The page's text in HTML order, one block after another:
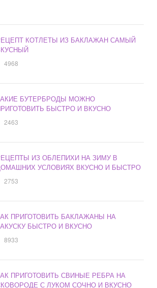
КОТЛЕТЫ ИЗ БАКЛАЖАН САМЫЙ
4968
БУТЕРБРОДЫ МОЖНО
БЫСТРО И ВКУСНО
2463
ИЗ ОБЛЕПИХИ НА ЗИМУ В
УСЛОВИЯХ ВКУСНО И БЫСТРО
2753
ПРИГОТОВИТЬ БАКЛАЖАНЫ НА
БЫСТРО И ВКУСНО
8933
ПРИГОТОВИТЬ СВИНЫЕ РЕБРА НА
С ЛУКОМ СОЧНО И ВКУСНО